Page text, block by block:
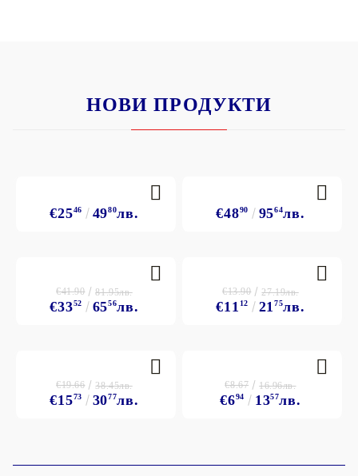
НОВИ ПРОДУКТИ
€2546 4980лв. €4890 9564лв.
€3352 6556лв.
€41.90 81.95лв.
€11 12 2175лв.
€13.90 27.19лв.
€1573 3077лв.
€19.66 38.45лв.
€694 1357лв.
€8.67 16.96лв.